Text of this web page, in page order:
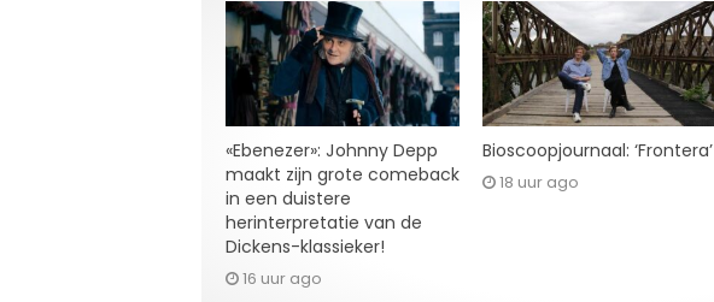
«Ebenezer»: Johnny Depp
maakt zijn grote comeback
in een duistere
herinterpretatie van de
Dickens-klassieker!
16 uur ago
Bioscoopjournaal: ‘Frontera’
18 uur ago